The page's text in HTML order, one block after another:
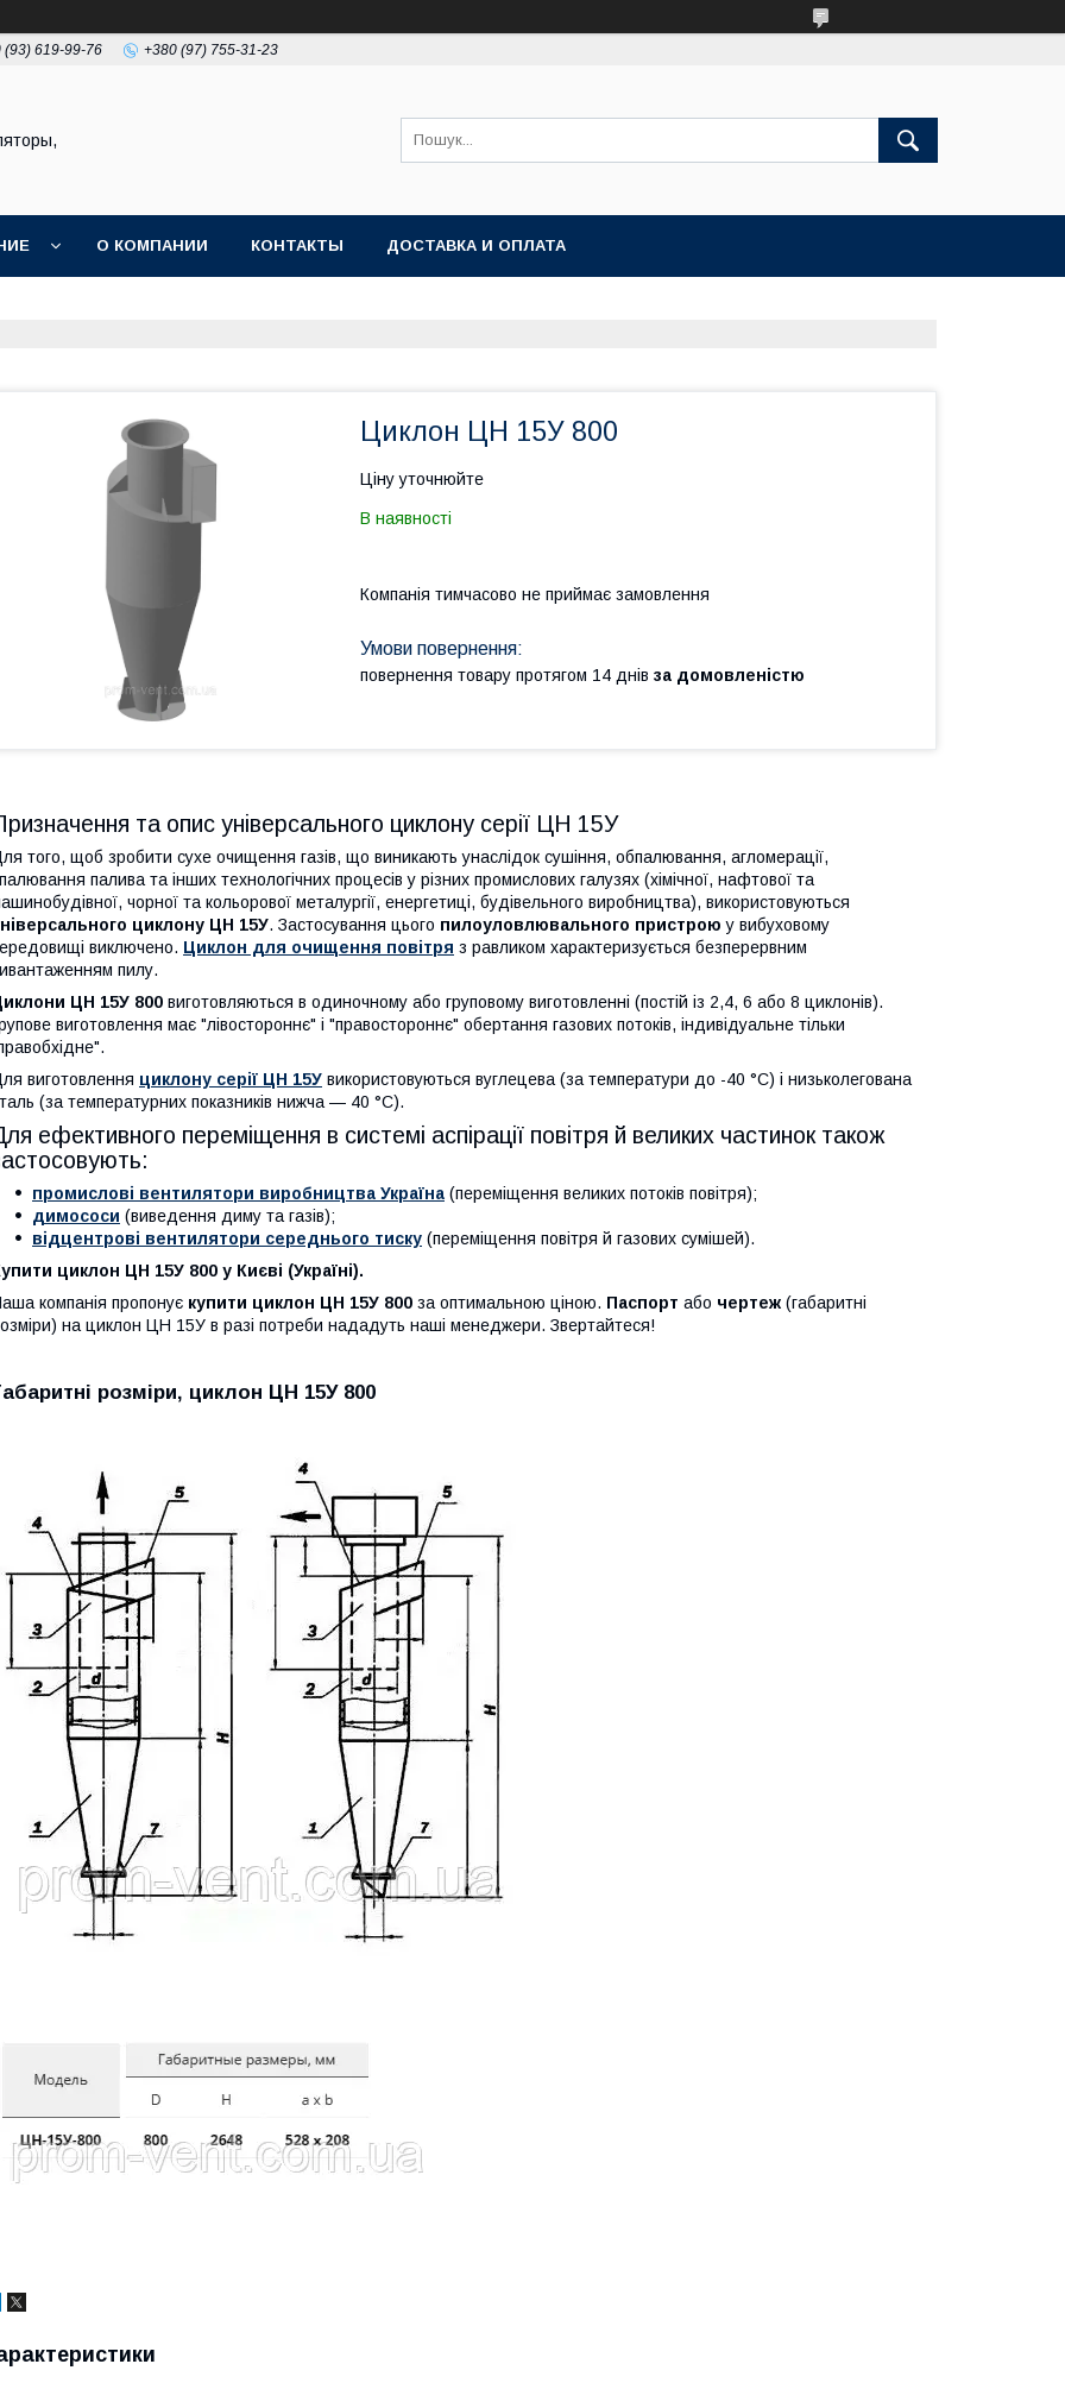
(93) 619-99-76 +380 (97) 755-31-23
О КОМПАНИИ КОНТАКТЫ ДОСТАВКА И ОПЛАТА
Циклон ЦН 15У 800
Ціну уточнюйте
В наявності
Компанія тимчасово не приймає замовлення
повернення товару протягом 14 днів за домовленістю
та опис універсального циклону серії ЦН 15У
того, щоб зробити сухе очищення газів, що виникають унаслідок сушіння, обпалювання, агломерації,
палива та інших технологічних процесів у різних промислових галузях (хімічної, нафтової та
чорної та кольорової металургії, енергетиці, будівельного виробництва), використовуються
циклону ЦН 15У. Застосування цього пилоуловлювального пристрою у вибуховому
виключено. Циклон для очищення повітря з равликом характеризується безперервним
пилу.
ЦН 15У 800 виготовляються в одиночному або груповому виготовленні (постій із 2,4, 6 або 8 циклонів).
виготовлення має "лівостороннє" і "правостороннє" обертання газових потоків, індивідуальне тільки
виготовлення циклону серії ЦН 15У використовуються вуглецева (за температури до -40 °C) і низьколегована
(за температурних показників нижча — 40 °C).
ефективного переміщення в системі аспірації повітря й великих частинок також
промислові вентилятори виробництва Україна (переміщення великих потоків повітря);
димососи (виведення диму та газів);
відцентрові вентилятори середнього тиску (переміщення повітря й газових сумішей).
циклон ЦН 15У 800 у Києві (Україні).
компанія пропонує купити циклон ЦН 15У 800 за оптимальною ціною. Паспорт або чертеж (габаритні
на циклон ЦН 15У в разі потреби нададуть наші менеджери. Звертайтеся!
розміри, циклон ЦН 15У 800